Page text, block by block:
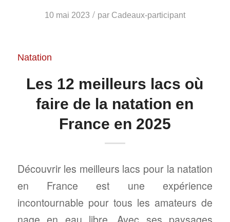
10 mai 2023 / par Cadeaux-participant
Natation
Les 12 meilleurs lacs où
faire de la natation en
France en 2025
Découvrir les meilleurs lacs pour la natation
en France est une expérience
incontournable pour tous les amateurs de